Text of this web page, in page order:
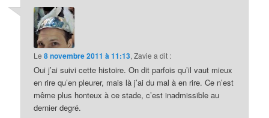
Le8 novembre 2011 à 11:13,Zavie a dit :
Oui j’ai suivi cette histoire. On dit parfois qu’il vaut mieux
en rire qu’en pleurer, mais là j’ai du mal à en rire. Ce n’est
même plus honteux à ce stade, c’est inadmissible au
dernier degré.